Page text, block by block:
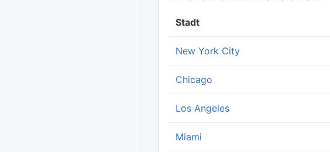
Stadt
New York City
Chicago
Los Angeles
Miami